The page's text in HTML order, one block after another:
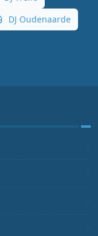
DJ Oudenaarde